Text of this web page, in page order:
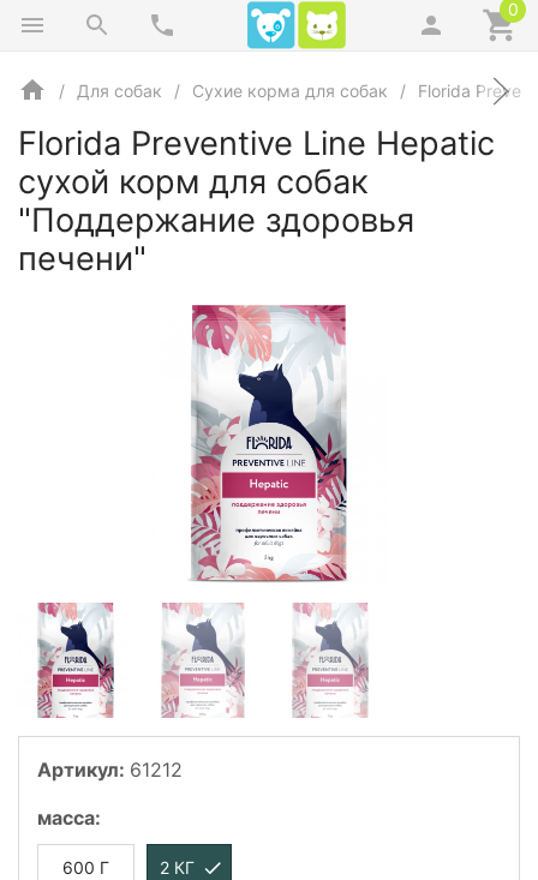
0
Для собак Сухие корма для собак Florida
Florida Preventive Line Hepatic
сухой корм для собак
"Поддержание здоровья
печени"
Артикул: 61212
масса:
600 Г 2 КГ